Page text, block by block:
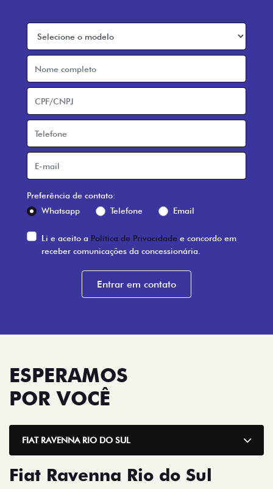
Preferência de contato:
Whatsapp
Telefone Email
Li e aceito a Política de Privacidade e concordo em
receber comunicações da concessionária.
Entrar em contato
ESPERAMOS
POR VOCÊ
FIAT RAVENNA RIO DO SUL
Fiat Ravenna Rio do Sul